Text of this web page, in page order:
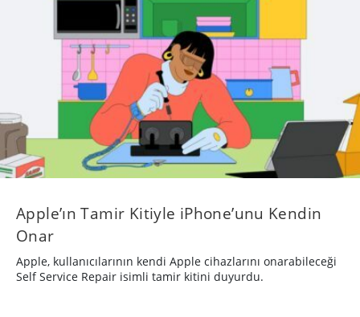
Apple’ın Tamir Kitiyle iPhone’unu Kendin
Onar
Apple, kullanıcılarının kendi Apple cihazlarını onarabileceği
Self Service Repair isimli tamir kitini duyurdu.